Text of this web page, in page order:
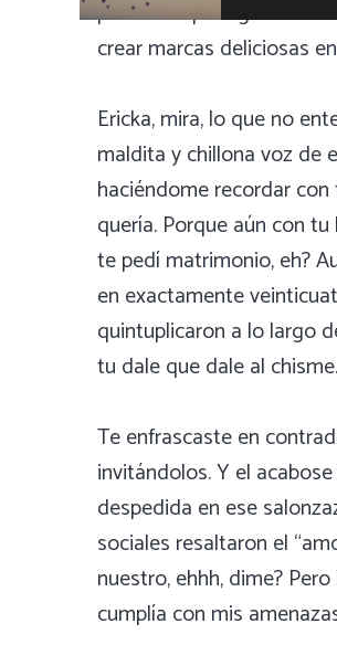
pistola de perdigones.
crear marcas deliciosas
Ericka, mira, lo que no
maldita y chillona voz de
haciéndome recordar
quería. Porque aún con
te pedí matrimonio, eh?
en exactamente
quintuplicaron a lo largo
tu dale que dale al chisme.
Te enfrascaste en
invitándolos. Y el
despedida en ese
sociales resaltaron el
nuestro, ehhh, dime?
cumplía con mis